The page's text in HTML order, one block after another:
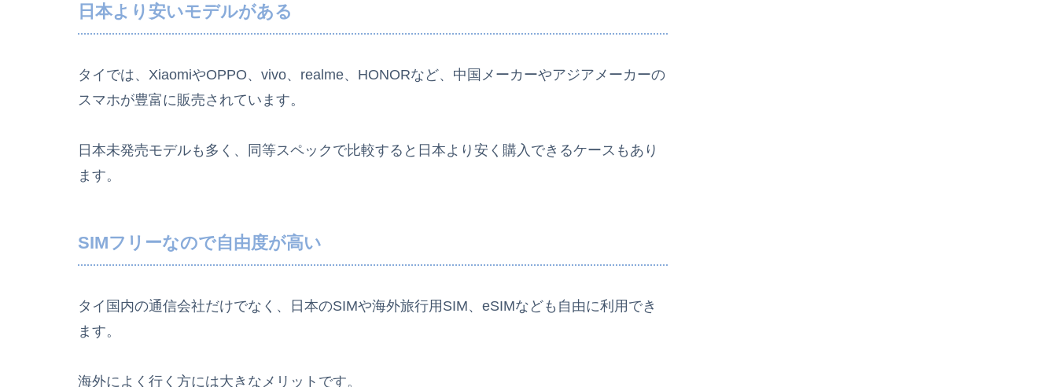
日本より安いモデルがある
タイでは、XiaomiやOPPO、vivo、realme、HONORなど、中国メーカーやアジアメーカーの
スマホが豊富に販売されています。
日本未発売モデルも多く、同等スペックで比較すると日本より安く購入できるケースもあり
ます。
SIMフリーなので自由度が高い
タイ国内の通信会社だけでなく、日本のSIMや海外旅行用SIM、eSIMなども自由に利用でき
ます。
海外によく行く方には大きなメリットです。